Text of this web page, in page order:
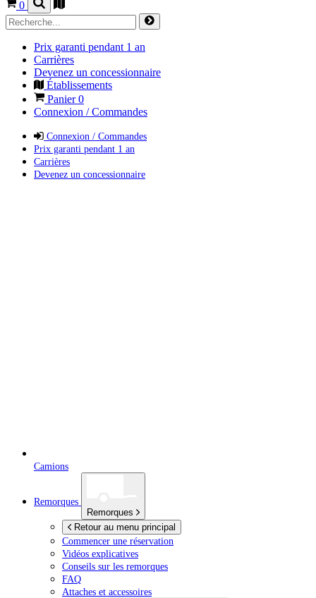
0
Prix garanti pendant 1 an
Carrières
Devenez un concessionnaire
Établissements
Panier0
Connexion / Commandes
Connexion / Commandes
Prix garanti pendant 1 an
Carrières
Devenez un concessionnaire
Camions
Remorques
Remorques
Retour au menu principal
Commencer une réservation
Vidéos explicatives
Conseils sur les remorques
FAQ
Attaches et accessoires